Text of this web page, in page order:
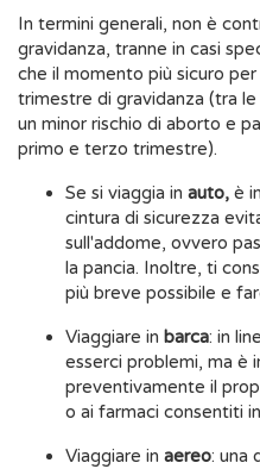
In termini generali, non è
gravidanza, tranne in casi
che il momento più sicuro
trimestre di gravidanza (tra
un minor rischio di aborto e
primo e terzo trimestre).
Se si viaggia in auto, è
cintura di sicurezza
sull'addome, ovvero
la pancia. Inoltre, ti
più breve possibile e
Viaggiare in barca: in
esserci problemi, ma è
preventivamente il
o ai farmaci consentiti
Viaggiare in aereo: una